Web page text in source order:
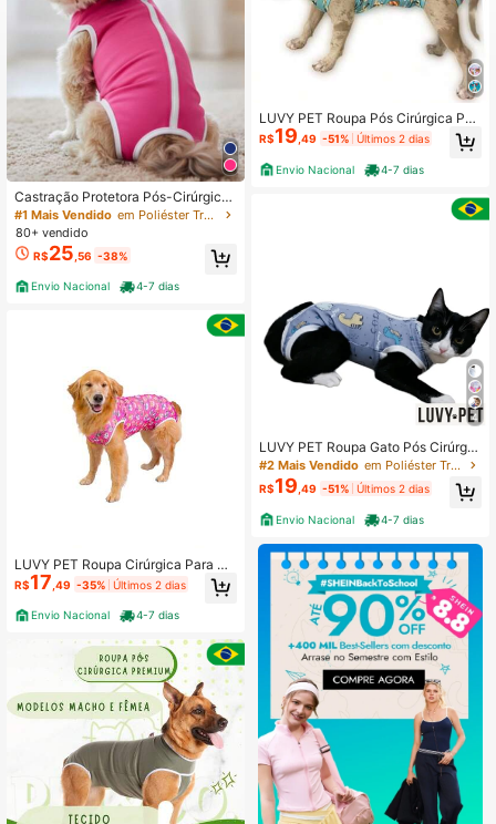
Castração Protetora Pós-Cirúrgica
Roupa Pet Para Cachorros e Gatos
Fêmea e Macho
#1 Mais Vendido
em Poliéster Trajes de recuperação para animais de
80+ vendido
R$25 ,56 -38%
Envio Nacional 4-7 dias
LUVY PET Roupa Cirúrgica Para Ca
chorro Fêmea Proteção UV Estamp
a Cachorrinhos
R$17 ,49 -35% Últimos 2 dias
Envio Nacional 4-7 dias
LUVY PET Roupa Pós Cirúrgica Par
a Cachorro - Cirurgia de Pet - Com
proteção UV
R$19 ,49 -51% Últimos 2 dias
Envio Nacional 4-7 dias
4
LUVY PET Roupa Gato Pós Cirúrgic
a Castração - Unissex - Estampada
#2 Mais Vendido em Poliéster Trajes de recuperação para animais de
R$19 ,49 -51% Últimos 2 dias
Envio Nacional 4-7 dias